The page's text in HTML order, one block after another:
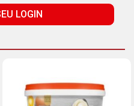
LOGIN